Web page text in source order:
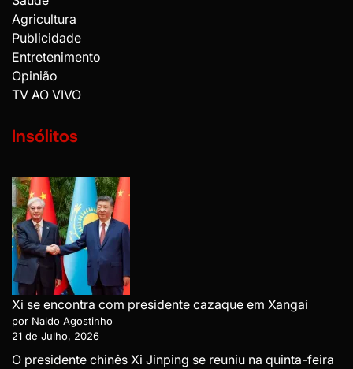
Agricultura
Publicidade
Entretenimento
Opinião
TV AO VIVO
Insólitos
Xi se encontra com presidente cazaque em Xangai
por Naldo Agostinho
21 de Julho, 2026
O presidente chinês Xi Jinping se reuniu na quinta-feira